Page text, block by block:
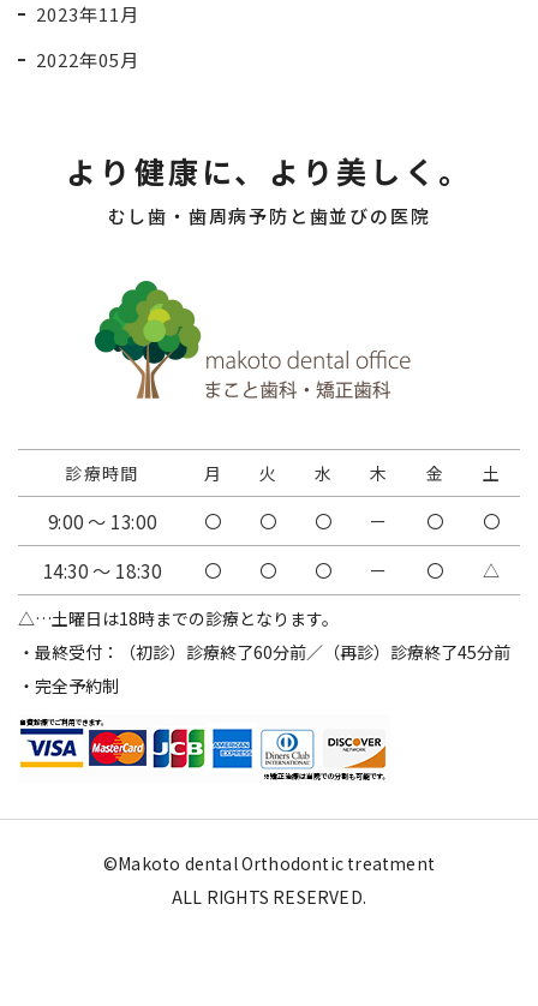
2023年11月
2022年05月
より健康に、より美しく。
むし歯・歯周病予防と歯並びの医院
診療時間 月 火 水 木 金 土
9:00 ～ 13:00 〇 〇 〇 ー 〇 〇
14:30 ～ 18:30 〇 〇 〇 ー 〇
△
△…土曜日は18時までの診療となります。
・最終受付：（初診）診療終了60分前／（再診）診療終了45分前
・完全予約制
©Makoto dental Orthodontic treatment
ALL RIGHTS RESERVED.